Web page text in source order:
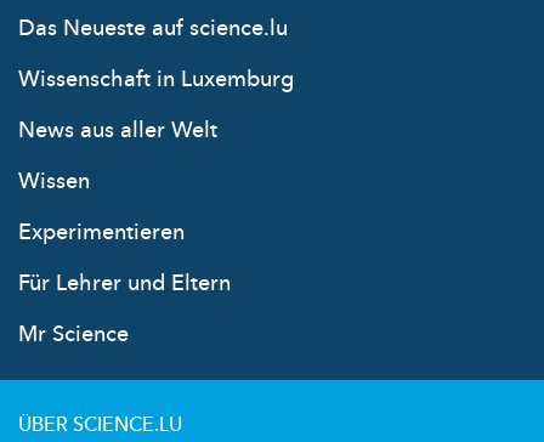
Das Neueste auf science.lu
Wissenschaft in Luxemburg
News aus aller Welt
Wissen
Experimentieren
Für Lehrer und Eltern
Mr Science
ÜBER SCIENCE.LU